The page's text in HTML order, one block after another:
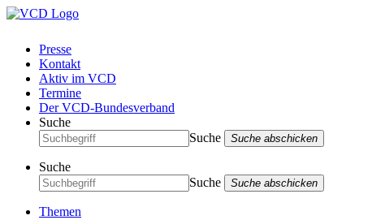
Presse
Kontakt
Aktiv im VCD
Termine
Der VCD-Bundesverband
Suche
Suche
Suche abschicken
Suche
Suche
Suche abschicken
Themen